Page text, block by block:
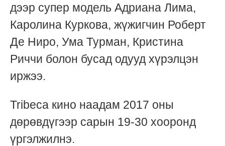
дээр супер модель Адриана Лима,
Каролина Куркова, жүжигчин Роберт
Де Ниро, Ума Турман, Кристина
Риччи болон бусад одууд хүрэлцэн
иржээ.
Tribeca кино наадам 2017 оны
дөрөвдүгээр сарын 19-30 хооронд
үргэлжилнэ.